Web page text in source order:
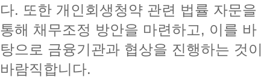
다. 또한 개인회생청약 관련 법률 자문을
통해 채무조정 방안을 마련하고, 이를 바
탕으로 금융기관과 협상을 진행하는 것이
바람직합니다.